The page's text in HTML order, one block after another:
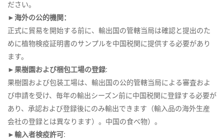
ださい。
►海外の公的機関：
正式に貿易を開始する前に、輸出国の管轄当局は確認と提出のた
めに植物検疫証明書のサンプルを中国税関に提供する必要があり
ます。
►果樹園および梱包工場の登録:
果樹園および包装工場は、輸出国の公的管轄当局による審査およ
び申請を受け、毎年の輸出シーズン前に中国税関に登録する必要が
あり、承認および登録後にのみ輸出できます（輸入品の海外生産
会社の登録とは異なります）。中国の食べ物）。
►輸入者検疫許可: